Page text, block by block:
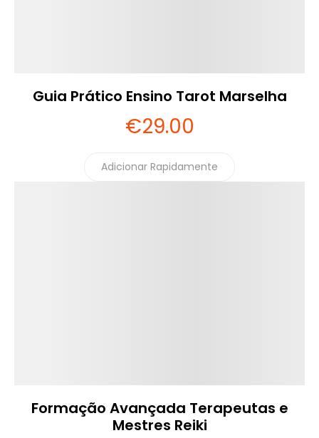
Guia Prático Ensino Tarot Marselha
€29.00
Adicionar Rapidamente
Formação Avançada Terapeutas e
Mestres Reiki